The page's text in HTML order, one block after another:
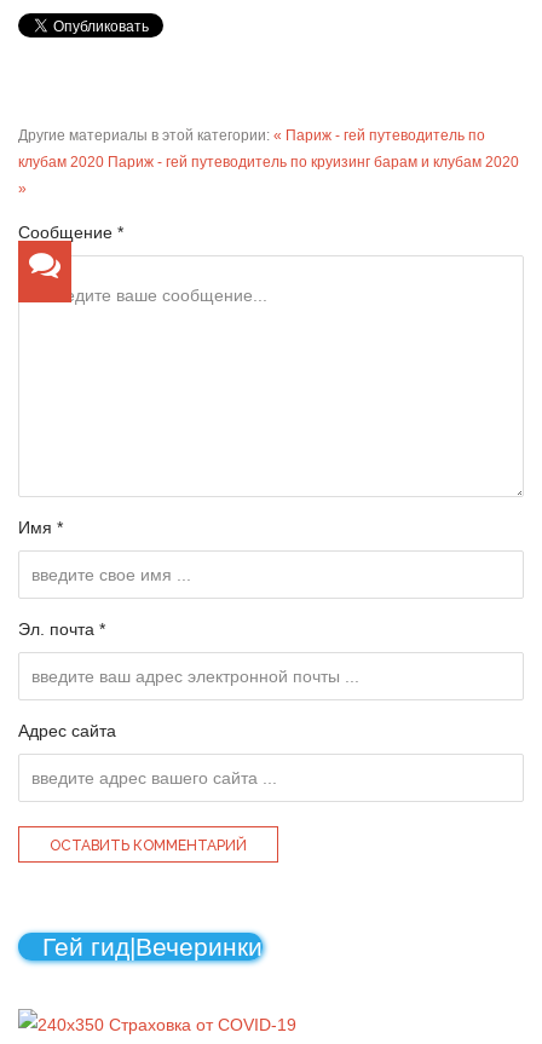
Другие материалы в этой категории: « Париж - гей путеводитель по
клубам 2020 Париж - гей путеводитель по круизинг барам и клубам 2020
»
Сообщение *
Имя *
Эл. почта *
Адрес сайта
Гей гид|Вечеринки